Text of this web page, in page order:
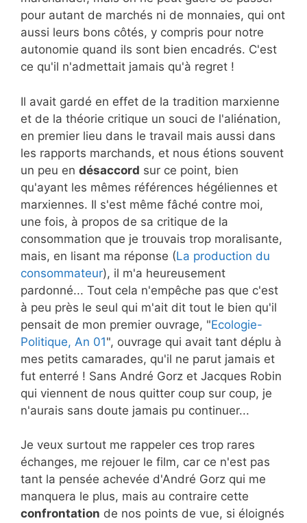
pour autant de marchés ni de monnaies, qui ont
aussi leurs bons côtés, y compris pour notre
autonomie quand ils sont bien encadrés. C'est
ce qu'il n'admettait jamais qu'à regret !
Il avait gardé en effet de la tradition marxienne
et de la théorie critique un souci de l'aliénation,
en premier lieu dans le travail mais aussi dans
les rapports marchands, et nous étions souvent
un peu en désaccord sur ce point, bien
qu'ayant les mêmes références hégéliennes et
marxiennes. Il s'est même fâché contre moi,
une fois, à propos de sa critique de la
consommation que je trouvais trop moralisante,
mais, en lisant ma réponse (La production du
consommateur), il m'a heureusement
pardonné... Tout cela n'empêche pas que c'est
à peu près le seul qui m'ait dit tout le bien qu'il
pensait de mon premier ouvrage, "Ecologie-
Politique, An 01", ouvrage qui avait tant déplu à
mes petits camarades, qu'il ne parut jamais et
fut enterré ! Sans André Gorz et Jacques Robin
qui viennent de nous quitter coup sur coup, je
n'aurais sans doute jamais pu continuer...
Je veux surtout me rappeler ces trop rares
échanges, me rejouer le film, car ce n'est pas
tant la pensée achevée d'André Gorz qui me
manquera le plus, mais au contraire cette
confrontation de nos points de vue, si éloignés